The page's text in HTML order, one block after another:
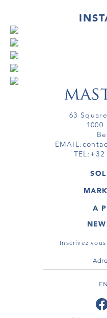
63
EMAIL:
TEL:
A
Inscrivez